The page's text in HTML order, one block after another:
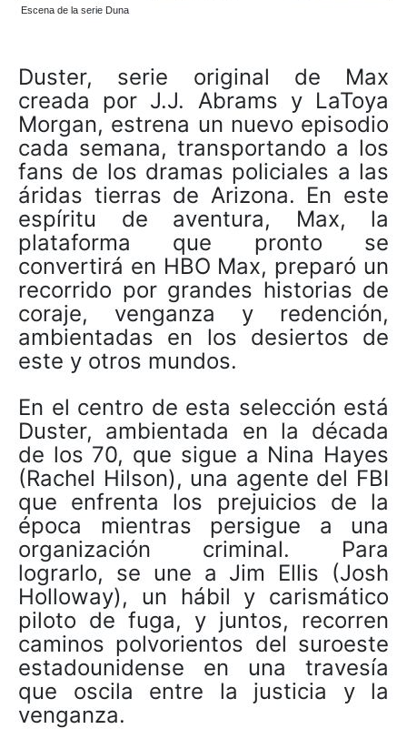
Escena de la serie Duna
Duster, serie original de Max
creada por J.J. Abrams y LaToya
Morgan, estrena un nuevo episodio
cada semana, transportando a los
fans de los dramas policiales a las
áridas tierras de Arizona. En este
espíritu de aventura, Max, la
plataforma que pronto se
convertirá en HBO Max, preparó un
recorrido por grandes historias de
coraje, venganza y redención,
ambientadas en los desiertos de
este y otros mundos.
En el centro de esta selección está
Duster, ambientada en la década
de los 70, que sigue a Nina Hayes
(Rachel Hilson), una agente del FBI
que enfrenta los prejuicios de la
época mientras persigue a una
organización criminal. Para
lograrlo, se une a Jim Ellis (Josh
Holloway), un hábil y carismático
piloto de fuga, y juntos, recorren
caminos polvorientos del suroeste
estadounidense en una travesía
que oscila entre la justicia y la
venganza.